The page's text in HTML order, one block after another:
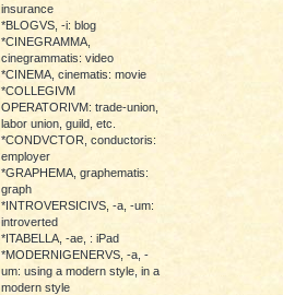
insurance
*BLOGVS, -i: blog
*CINEGRAMMA,
cinegrammatis: video
*CINEMA, cinematis: movie
*COLLEGIVM
OPERATORIVM: trade-union,
labor union, guild, etc.
*CONDVCTOR, conductoris:
employer
*GRAPHEMA, graphematis:
graph
*INTROVERSICIVS, -a, -um:
introverted
*ITABELLA, -ae, : iPad
*MODERNIGENERVS, -a, -
um: using a modern style, in a
modern style